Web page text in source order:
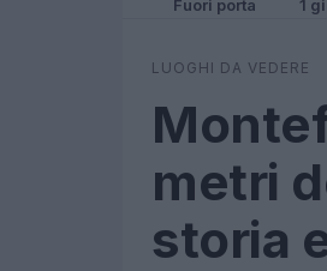
Fuori porta 1
LUOGHI DA VEDERE
metri
storia